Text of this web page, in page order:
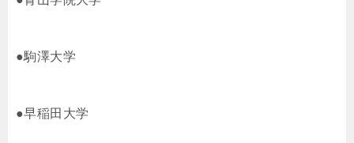
●駒澤大学
●早稲田大学